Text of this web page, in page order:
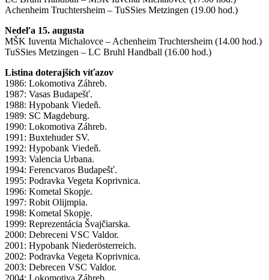
Achenheim Truchtersheim – TuSSies Metzingen (19.00 hod.)
Nedeľa 15. augusta
MŠK Iuventa Michalovce – Achenheim Truchtersheim (14.00 hod.)
TuSSies Metzingen – LC Bruhl Handball (16.00 hod.)
Listina doterajších víťazov
1986: Lokomotiva Záhreb.
1987: Vasas Budapešť.
1988: Hypobank Viedeň.
1989: SC Magdeburg.
1990: Lokomotiva Záhreb.
1991: Buxtehuder SV.
1992: Hypobank Viedeň.
1993: Valencia Urbana.
1994: Ferencvaros Budapešť.
1995: Podravka Vegeta Koprivnica.
1996: Kometal Skopje.
1997: Robit Olijmpia.
1998: Kometal Skopje.
1999: Reprezentácia Švajčiarska.
2000: Debreceni VSC Valdor.
2001: Hypobank Niederösterreich.
2002: Podravka Vegeta Koprivnica.
2003: Debrecen VSC Valdor.